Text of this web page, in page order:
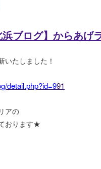
浜ブログ】からあ
いたしました！
detail.php?id=991
アの
おります★